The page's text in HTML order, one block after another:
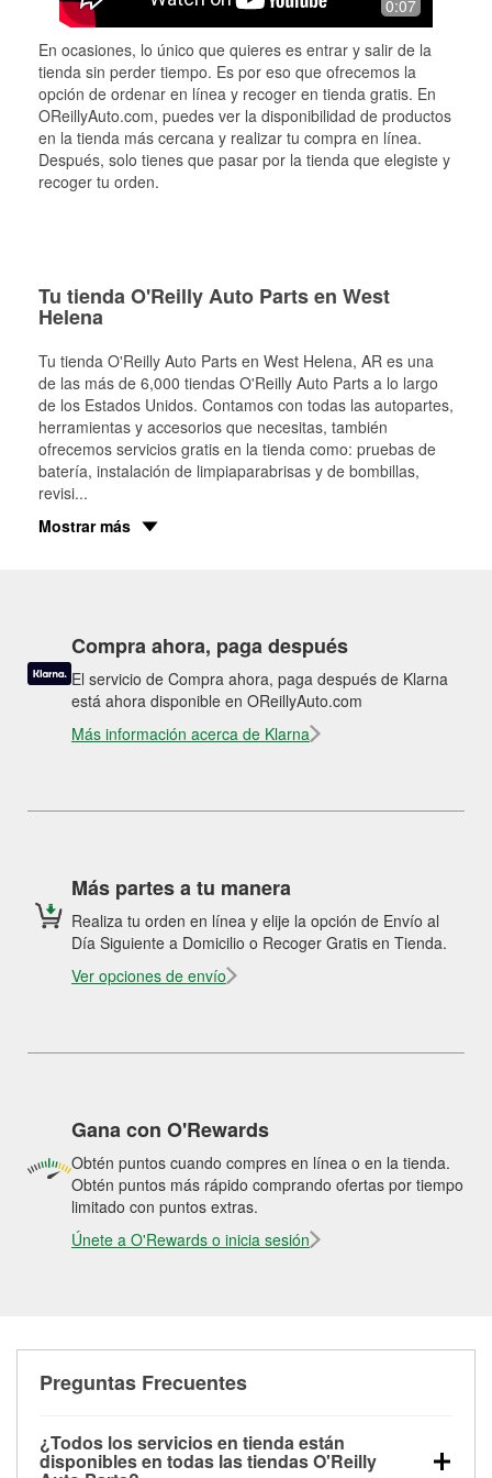
0:07
En ocasiones, lo único que quieres es entrar y salir de la
tienda sin perder tiempo. Es por eso que ofrecemos la
opción de ordenar en línea y recoger en tienda gratis. En
OReillyAuto.com, puedes ver la disponibilidad de productos
en la tienda más cercana y realizar tu compra en línea.
Después, solo tienes que pasar por la tienda que elegiste y
recoger tu orden.
Tu tienda O'Reilly Auto Parts en West
Helena
Tu tienda O'Reilly Auto Parts en West Helena, AR es una
de las más de 6,000 tiendas O'Reilly Auto Parts a lo largo
de los Estados Unidos. Contamos con todas las autopartes,
herramientas y accesorios que necesitas, también
ofrecemos servicios gratis en la tienda como: pruebas de
batería, instalación de limpiaparabrisas y de bombillas,
revisi...
Mostrar más
Compra ahora, paga después
El servicio de Compra ahora, paga después de Klarna
está ahora disponible en OReillyAuto.com
Más información acerca de Klarna
Más partes a tu manera
Realiza tu orden en línea y elije la opción de Envío al
Día Siguiente a Domicilio o Recoger Gratis en Tienda.
Ver opciones de envío
Gana con O'Rewards
Obtén puntos cuando compres en línea o en la tienda.
Obtén puntos más rápido comprando ofertas por tiempo
limitado con puntos extras.
Únete a O'Rewards o inicia sesión
Preguntas Frecuentes
¿Todos los servicios en tienda están
disponibles en todas las tiendas O'Reilly